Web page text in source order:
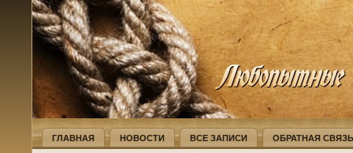
ГЛАВНАЯ НОВОСТИ ВСЕ ЗАПИСИ ОБРАТНАЯ СВЯЗЬ